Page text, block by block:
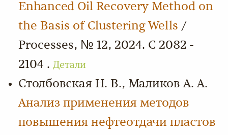
Enhanced Oil Recovery Method on
the Basis of Clustering Wells /
Processes, № 12, 2024. С 2082 -
2104 . Детали
Столбовская Н. В., Маликов А. А.
Анализ применения методов
повышения нефтеотдачи пластов